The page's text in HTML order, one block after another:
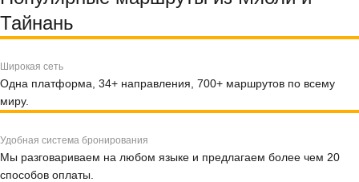
Тайнань
Широкая сеть
Одна платформа, 34+ направления, 700+ маршрутов по всему
миру.
Удобная система бронирования
Мы разговариваем на любом языке и предлагаем более чем 20
способов оплаты.